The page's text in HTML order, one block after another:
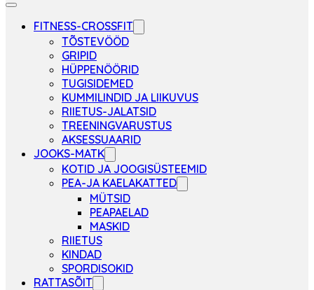
FITNESS-CROSSFIT
TÕSTEVÖÖD
GRIPID
HÜPPENÖÖRID
TUGISIDEMED
KUMMILINDID JA LIIKUVUS
RIIETUS-JALATSID
TREENINGVARUSTUS
AKSESSUAARID
JOOKS-MATK
KOTID JA JOOGISÜSTEEMID
PEA-JA KAELAKATTED
MÜTSID
PEAPAELAD
MASKID
RIIETUS
KINDAD
SPORDISOKID
RATTASÕIT